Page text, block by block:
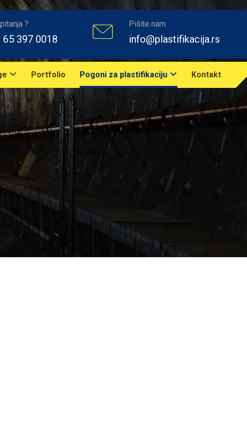
?
65 397 0018
Pišite nam
info@plastifikacija.rs
Portfolio Pogoni za plastifikaciju Kontakt